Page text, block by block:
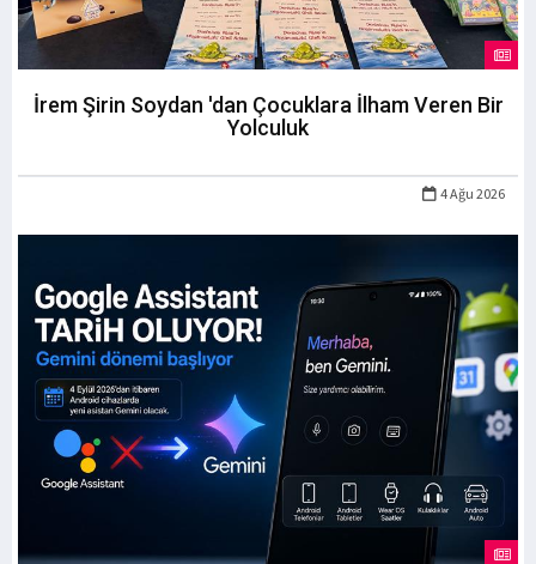
İrem Şirin Soydan 'dan Çocuklara İlham Veren Bir
Yolculuk
4 Ağu 2026